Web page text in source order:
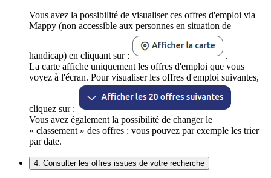
Vous avez la possibilité de visualiser ces offres d'emploi via
Mappy (non accessible aux personnes en situation de
handicap) en cliquant sur :
.
La carte affiche uniquement les offres d'emploi que vous
voyez à l'écran. Pour visualiser les offres d'emploi suivantes,
cliquez sur :
Vous avez également la possibilité de changer le
« classement » des offres : vous pouvez par exemple les trier
par date.
4. Consulter les offres issues de votre recherche